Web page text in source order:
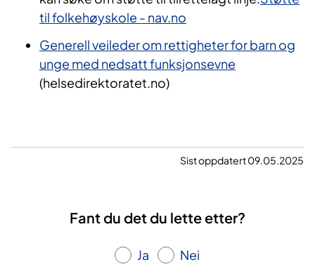
til folkehøyskole - nav.no
Generell veileder om rettigheter for barn og
unge med nedsatt funksjonsevne
(helsedirektoratet.no)
Sist oppdatert 09.05.2025
Fant du det du lette etter?
Ja Nei